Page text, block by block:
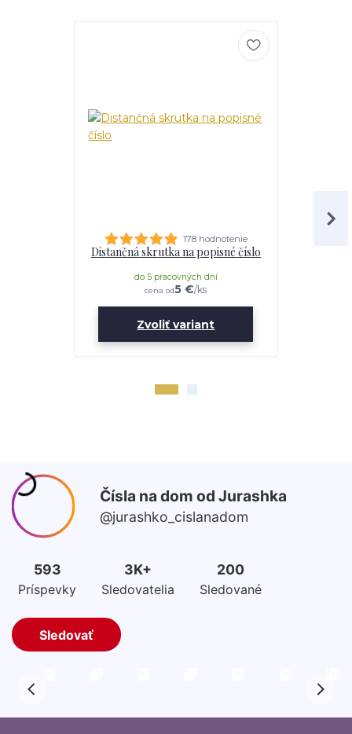
178 hodnotenie
Distančná skrutka na popisné číslo
cena od5 €/ks
do 5 pracovných dní
Zvoliť variant